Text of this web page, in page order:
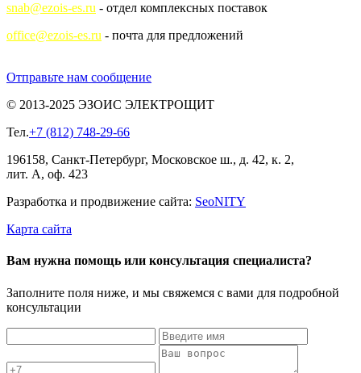
snab@ezois-es.ru - отдел комплексных поставок
office@ezois-es.ru - почта для предложений
Отправьте нам сообщение
© 2013-2025 ЭЗОИС ЭЛЕКТРОЩИТ
Тел.+7 (812) 748-29-66
196158, Санкт-Петербург, Московское ш., д. 42, к. 2,
лит. А, оф. 423
Разработка и продвижение сайта: SeoNITY
Карта сайта
Вам нужна помощь или консультация специалиста?
Заполните поля ниже, и мы свяжемся с вами для подробной
консультации